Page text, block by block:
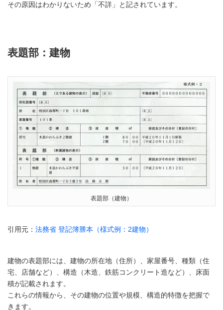
その原因はわかりないため「不詳」と記されています。
表題部：建物
表題部（建物）
引用元： 法務省 登記簿謄本（様式例：2建物）
建物の表題部には、建物の所在地（住所）、家屋番号、種類（住
宅、店舗など）、構造（木造、鉄筋コンクリート造など）、床面
積が記載されます。
これらの情報から、その建物の位置や規模、構造的特徴を把握で
きます。